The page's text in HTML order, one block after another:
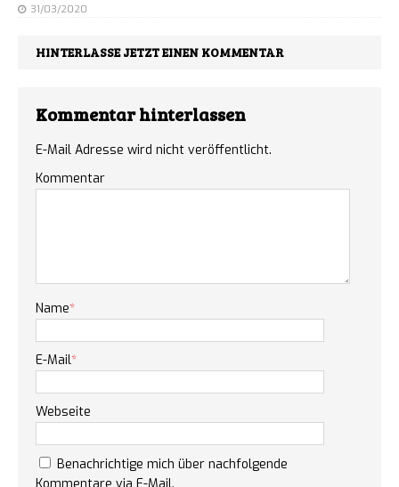
31/03/2020
HINTERLASSE JETZT EINEN KOMMENTAR
Kommentar hinterlassen
E-Mail Adresse wird nicht veröffentlicht.
Kommentar
Name*
E-Mail*
Webseite
Benachrichtige mich über nachfolgende